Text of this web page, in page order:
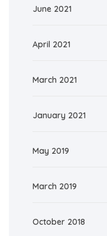
June 2021
April 2021
March 2021
January 2021
May 2019
March 2019
October 2018